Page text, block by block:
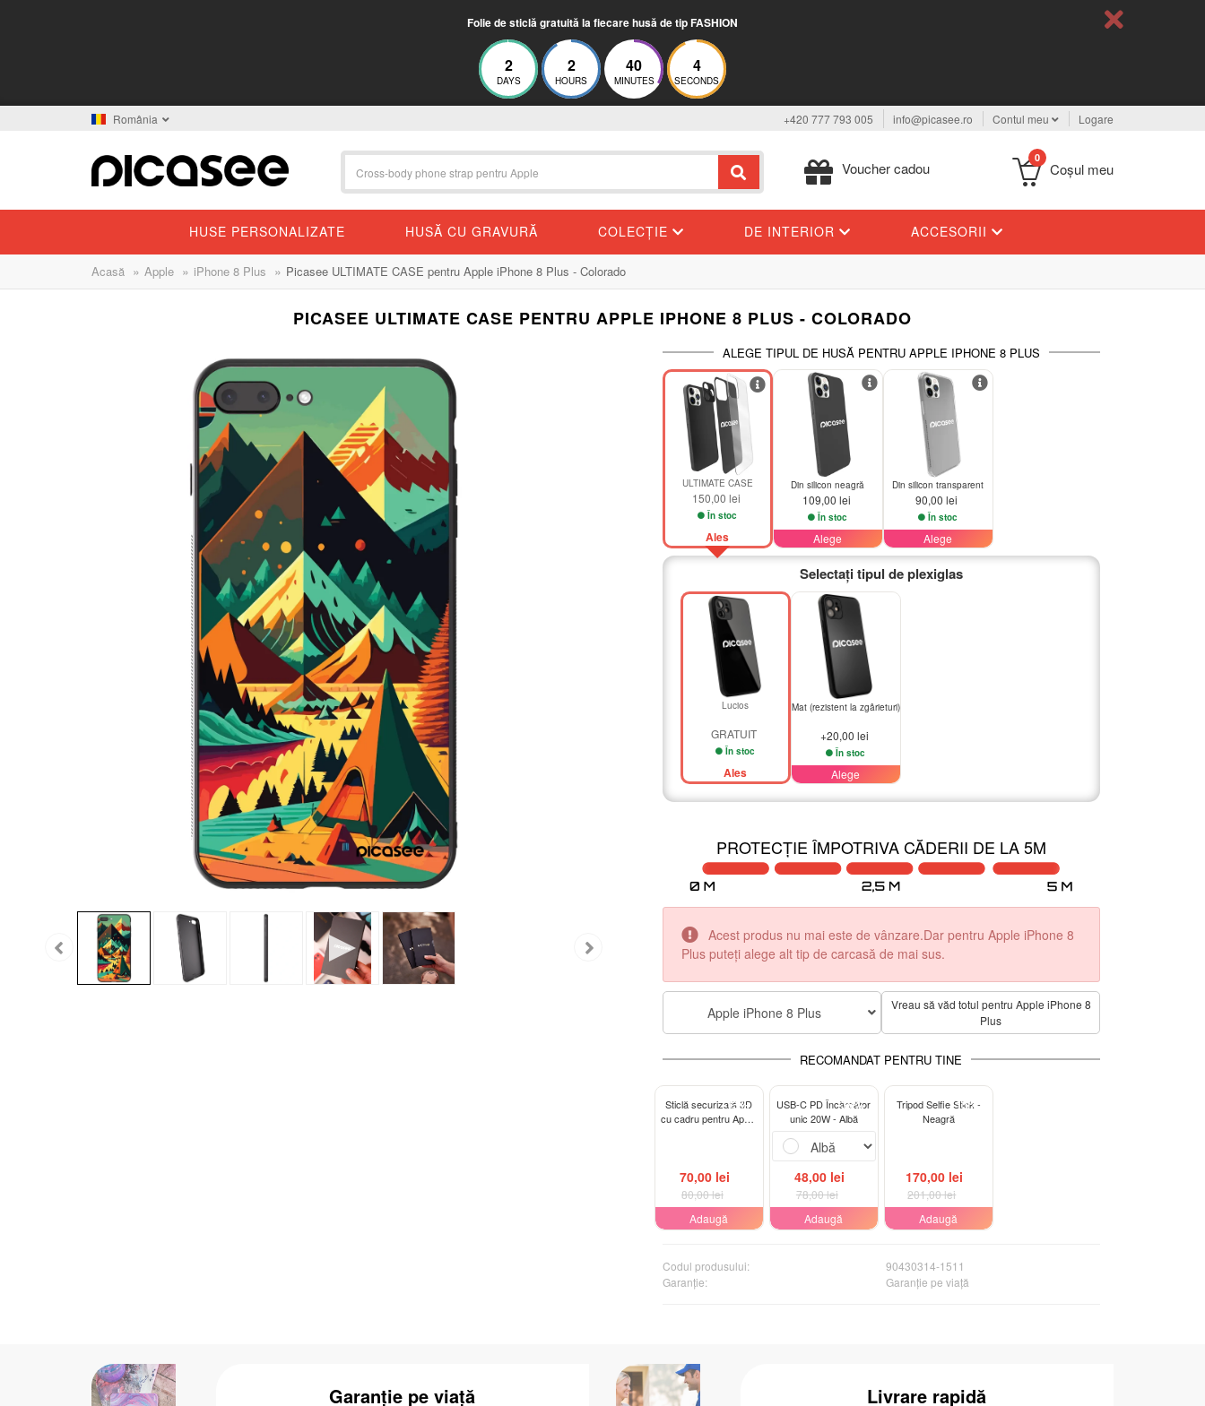
Folie de sticlă gratuită la fiecare husă de tip FASHION
2
DAYS
2
HOURS
40
MINUTES
4
SECONDS
România +420 777 793 005 info@picasee.ro Contul meu Logare
Voucher cadou
0
Coşul meu
HUSE PERSONALIZATE HUSĂ CU GRAVURĂ COLECȚIE DE INTERIOR ACCESORII
Acasă » Apple » iPhone 8 Plus » Picasee ULTIMATE CASE pentru Apple iPhone 8 Plus - Colorado
PICASEE ULTIMATE CASE PENTRU APPLE IPHONE 8 PLUS - COLORADO
ALEGE TIPUL DE HUSĂ PENTRU APPLE IPHONE 8 PLUS
ULTIMATE CASE
150,00 lei
În stoc
Ales
Din silicon neagră
109,00 lei
În stoc
Alege
Din silicon transparent
90,00 lei
În stoc
Alege
Selectați tipul de plexiglas
Lucios
GRATUIT
În stoc
Ales
Mat (rezistent la zgârieturi)
+20,00 lei
În stoc
Alege
PROTECȚIE ÎMPOTRIVA CĂDERII DE LA 5M
Acest produs nu mai este de vânzare.Dar pentru Apple iPhone 8
Plus puteţi alege alt tip de carcasă de mai sus.
Apple iPhone 8 Plus
Vreau să văd totul pentru Apple iPhone 8
Plus
RECOMANDAT PENTRU TINE
-13%
Sticlă securizată 3D
cu cadru pentru Apple
70,00 lei
80,00 lei
Adaugă
-38%
USB-C PD Încărcător
unic 20W - Albă
48,00 lei
78,00 lei
Adaugă
-15%
Tripod Selfie Stick -
Neagră
170,00 lei
201,00 lei
Adaugă
Codul produsului:
90430314-1511
Garanţie:
Garanție pe viață
Garanție pe viață Livrare rapidă